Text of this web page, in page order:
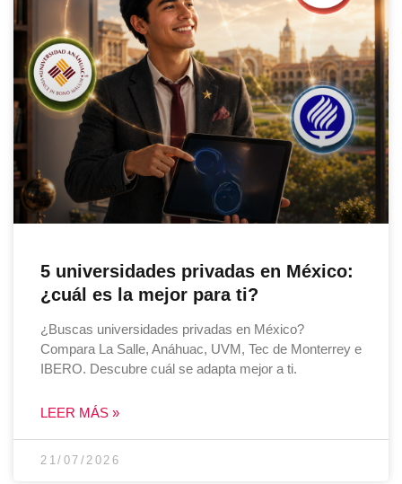
5 universidades privadas en México:
¿cuál es la mejor para ti?
¿Buscas universidades privadas en México?
Compara La Salle, Anáhuac, UVM, Tec de Monterrey e
IBERO. Descubre cuál se adapta mejor a ti.
LEER MÁS »
21/07/2026